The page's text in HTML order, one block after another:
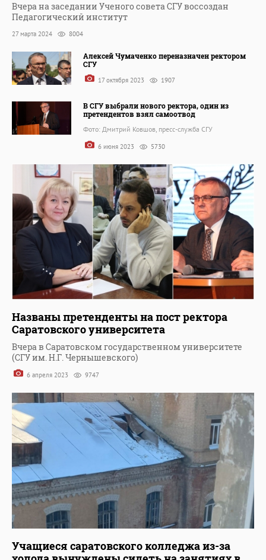
Вчера на заседании Ученого совета СГУ воссоздан
Педагогический институт
27 марта 2024 8004
Алексей Чумаченко переназначен ректором
СГУ
17 октября 2023 1907
В СГУ выбрали нового ректора, один из
претендентов взял самоотвод
Фото: Дмитрий Ковшов, пресс-служба СГУ
6 июня 2023 5730
Названы претенденты на пост ректора
Саратовского университета
Вчера в Саратовском государственном университете
(СГУ им. Н.Г. Чернышевского)
6 апреля 2023 9747
Учащиеся саратовского колледжа из-за